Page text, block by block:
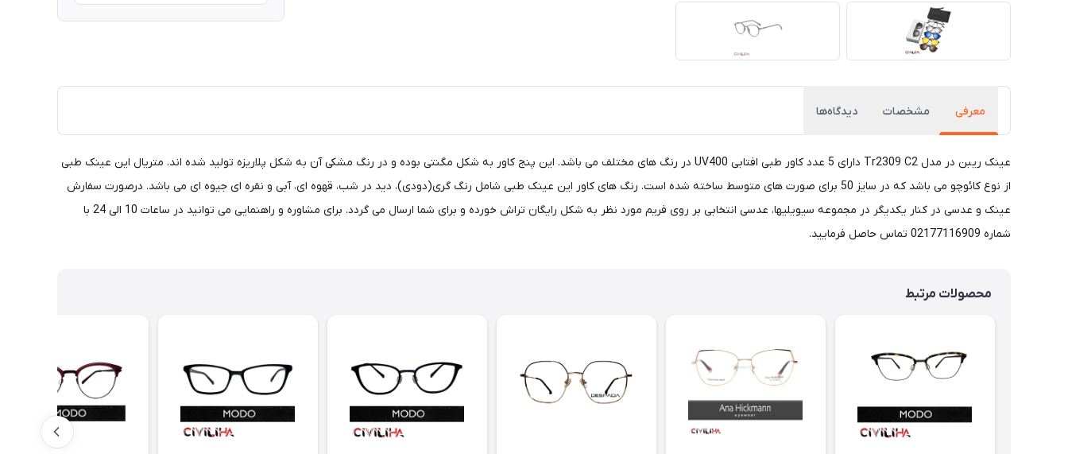
معرفی مشخصات دیدگاه‌ها
عینک ریبن در مدل Tr2309 C2 دارای 5 عدد کاور طبی افتابی UV400 در رنگ های مختلف می باشد. این پنج کاور به شکل مگنتی بوده و در رنگ مشکی آن به شکل پلاریزه تولید شده اند. متریال این عینک طبی
از نوع کائوچو می باشد که در سایز 50 برای صورت های متوسط ساخته شده است. رنگ های کاور این عینک طبی شامل رنگ گری(دودی)، دید در شب، قهوه ای، آبی و نقره ای جیوه ای می باشد. درصورت سفارش
عینک و عدسی در کنار یکدیگر در مجموعه سیویلیها، عدسی انتخابی بر روی فریم مورد نظر به شکل رایگان تراش خورده و برای شما ارسال می گردد. برای مشاوره و راهنمایی می توانید در ساعات 10 الی 24 با
شماره 02177116909 تماس حاصل فرمایید.
محصولات مرتبط